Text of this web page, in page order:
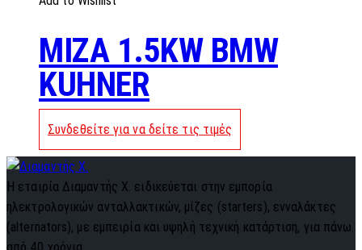
MIZA 1.5KW BMW
KUHNER
Συνδεθείτε για να δείτε τις τιμές
Η εταιρία Διαμαντής Χ. ειδικεύεται στην εμπορία
ηλεκτρολογικών ανταλλακτικών, μίζες (starters), ενναλάκτες
(alternators), με εμπειρία και υψηλή τεχνική κατάρτιση, για πάνω